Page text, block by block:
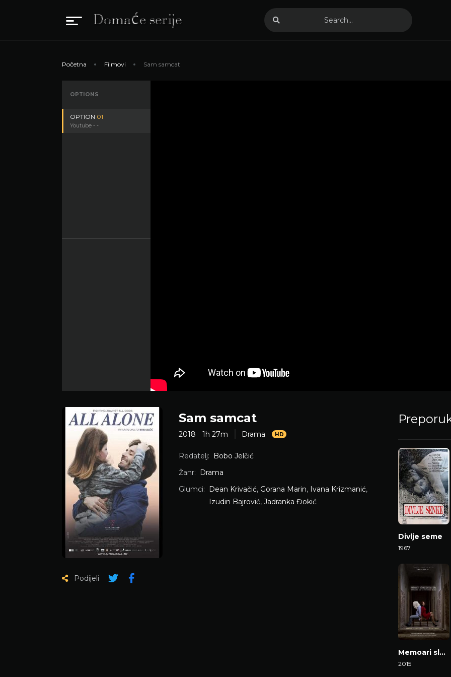
Početna Filmovi Sam samcat
OPTIONS
OPTION 01
Youtube - -
Sam samcat
2018 1h 27m Drama HD
Redatelj:
Bobo Jelčić
Žanr:
Drama
Glumci:
Dean Krivačić, Gorana Marin, Ivana Krizmanić,
Izudin Bajrović, Jadranka Đokić
Podijeli
Divlje seme
1967
Memoari slomljenog uma
2015